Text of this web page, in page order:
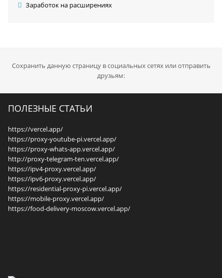
Заработок на расширениях
Сохранить данную страницу в социальных сетях или отправить
друзьям:
ПОЛЕЗНЫЕ СТАТЬИ
https://vercel.app/
https://proxy-youtube-pi.vercel.app/
https://proxy-whats-app.vercel.app/
http://proxy-telegram-ten.vercel.app/
https://ipv4-proxy.vercel.app/
https://ipv6-proxy.vercel.app/
https://residential-proxy-pi.vercel.app/
https://mobile-proxy.vercel.app/
https://food-delivery-moscow.vercel.app/